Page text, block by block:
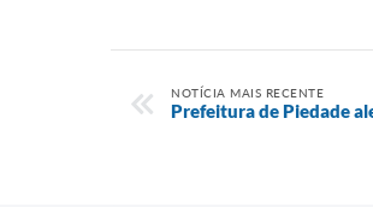
NOTÍCIA MAIS RECENTE
Prefeitura de Piedade